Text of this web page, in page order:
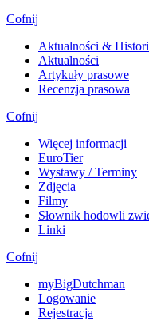
Cofnij
Aktualności &
Aktualności
Artykuły prasowe
Recenzja prasowa
Cofnij
Więcej informacji
EuroTier
Wystawy / Terminy
Zdjęcia
Filmy
Słownik hodowli
Linki
Cofnij
myBigDutchman
Logowanie
Rejestracja